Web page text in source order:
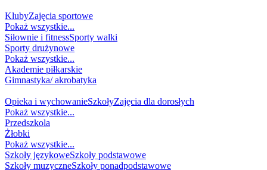
KlubyZajęcia sportowe
Pokaż wszystkie...
Siłownie i fitnessSporty walki
Sporty drużynowe
Pokaż wszystkie...
Akademie piłkarskie
Gimnastyka/ akrobatyka
Opieka i wychowanieSzkołyZajęcia dla dorosłych
Pokaż wszystkie...
Przedszkola
Żłobki
Pokaż wszystkie...
Szkoły językoweSzkoły podstawowe
Szkoły muzyczneSzkoły ponadpodstawowe